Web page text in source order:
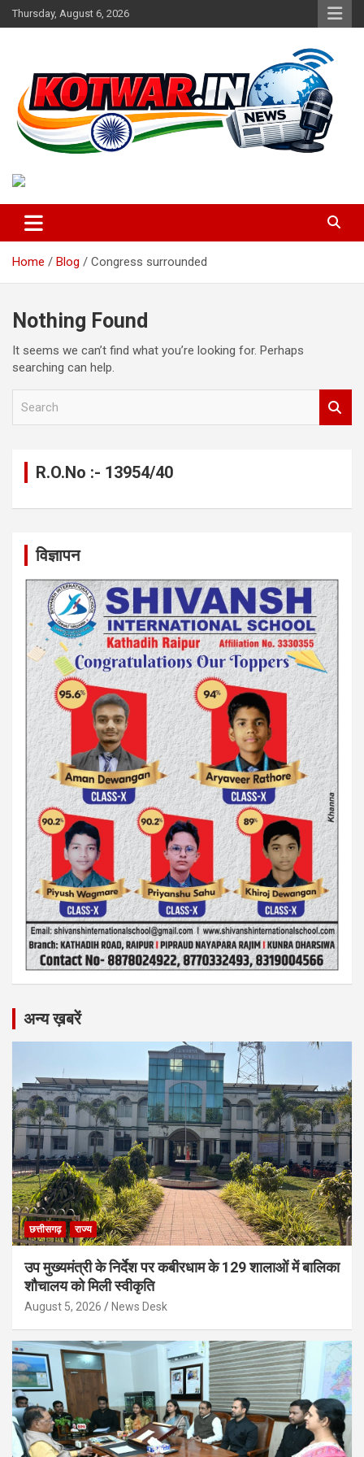
Skip
to
Thursday, August 6, 2026
kotwar.in
Home Blog Congress surrounded
Nothing Found
It seems we can’t find what you’re looking for. Perhaps
searching can help.
R.O.No :- 13954/40
विज्ञापन
अन्य ख़बरें
छत्तीसगढ़ राज्य
उप मुख्यमंत्री के निर्देश पर कबीरधाम के 129 शालाओं में बालिका
शौचालय को मिली स्वीकृति
August 5, 2026 News Desk